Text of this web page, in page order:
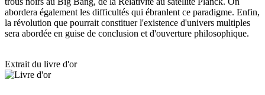
abordera également les difficultés qui ébranlent ce paradigme. Enfin,
la révolution que pourrait constituer l'existence d'univers multiples
sera abordée en guise de conclusion et d'ouverture philosophique.
Extrait du livre d'or